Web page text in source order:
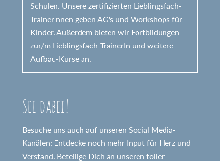
Schulen. Unsere zertifizierten Lieblingsfach-
TrainerInnen geben AG's und Workshops für
Kinder. Außerdem bieten wir Fortbildungen
zur/m Lieblingsfach-TrainerIn und weitere
Aufbau-Kurse an.
Sei dabei!
Besuche uns auch auf unseren Social Media-
Kanälen: Entdecke noch mehr Input für Herz und
Verstand. Beteilige Dich an unseren tollen